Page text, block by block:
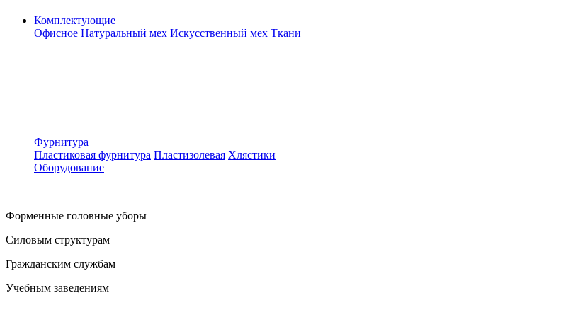
Комплектующие
Офисное Натуральный мех Искусственный мех Ткани
Фурнитура
Пластиковая фурнитура Пластизолевая Хлястики
Оборудование
Форменные головные уборы
Силовым структурам
Гражданским службам
Учебным заведениям